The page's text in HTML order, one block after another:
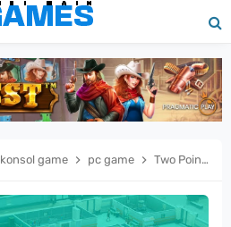
konsol game pc game Two Point Hospital Game Simulasi Rumah Sakit yang Kocak, Absurd, tapi Bikin Ketagihan!